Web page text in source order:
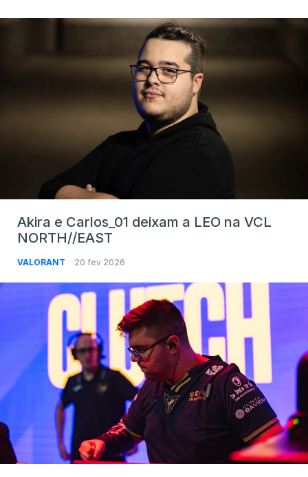
Akira e Carlos_01 deixam a LEO na VCL
NORTH//EAST
VALORANT 20 fev 2026